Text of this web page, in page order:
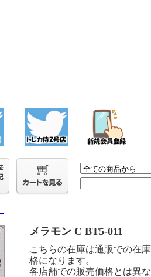
メラモン C BT5-011
こちらの在庫は通販での在
格になります。
各店舗での販売価格とは異